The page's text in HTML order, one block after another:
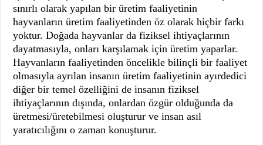
sınırlı olarak yapılan bir üretim faaliyetinin
hayvanların üretim faaliyetinden öz olarak hiçbir farkı
yoktur. Doğada hayvanlar da fiziksel ihtiyaçlarının
dayatmasıyla, onları karşılamak için üretim yaparlar.
Hayvanların faaliyetinden öncelikle bilinçli bir faaliyet
olmasıyla ayrılan insanın üretim faaliyetinin ayırdedici
diğer bir temel özelliğini de insanın fiziksel
ihtiyaçlarının dışında, onlardan özgür olduğunda da
üretmesi/üretebilmesi oluşturur ve insan asıl
yaratıcılığını o zaman konuşturur.